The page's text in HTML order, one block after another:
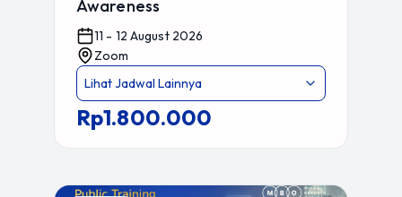
Awareness
11 - 12 August 2026
Zoom
Lihat Jadwal Lainnya
Rp1.800.000